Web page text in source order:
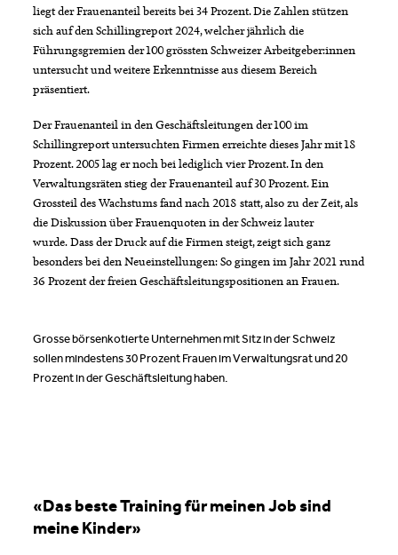
liegt der Frauenanteil bereits bei 34 Prozent. Die Zahlen stützen
sich auf den Schillingreport 2024, welcher jährlich die
Führungsgremien der 100 grössten Schweizer Arbeitgeber:innen
untersucht und weitere Erkenntnisse aus diesem Bereich
präsentiert.
Der Frauenanteil in den Geschäftsleitungen der 100 im
Schillingreport untersuchten Firmen erreichte dieses Jahr mit 18
Prozent. 2005 lag er noch bei lediglich vier Prozent. In den
Verwaltungsräten stieg der Frauenanteil auf 30 Prozent. Ein
Grossteil des Wachstums fand nach 2018 statt, also zu der Zeit, als
die Diskussion über Frauenquoten in der Schweiz lauter
wurde. Dass der Druck auf die Firmen steigt, zeigt sich ganz
besonders bei den Neueinstellungen: So gingen im Jahr 2021 rund
36 Prozent der freien Geschäftsleitungspositionen an Frauen.
Grosse börsenkotierte Unternehmen mit Sitz in der Schweiz
sollen mindestens 30 Prozent Frauen im Verwaltungsrat und 20
Prozent in der Geschäftsleitung haben.
«Das beste Training für meinen Job sind
meine Kinder»